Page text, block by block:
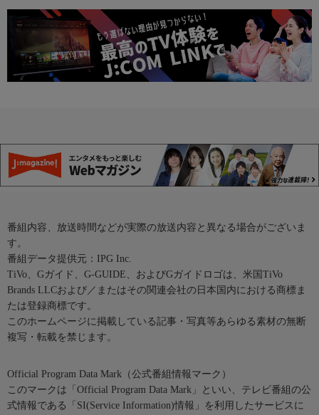
番組内容、放送時間などが実際の放送内容と異なる場合がございま
す。
番組データ提供元：IPG Inc.
TiVo、Gガイド、G-GUIDE、およびGガイドロゴは、米国TiVo
Brands LLCおよび／またはその関連会社の日本国内における商標ま
たは登録商標です。
このホームページに掲載している記事・写真等あらゆる素材の無断
複写・転載を禁じます。
Official Program Data Mark（公式番組情報マーク）
このマークは「Official Program Data Mark」といい、テレビ番組の公
式情報である「SI(Service Information)情報」を利用したサービスに